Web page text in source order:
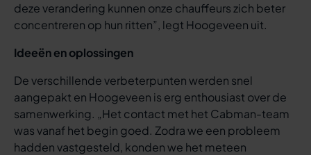
deze verandering kunnen onze chauffeurs zich beter
concentreren op hun ritten”, legt Hoogeveen uit.
Ideeën en oplossingen
De verschillende verbeterpunten werden snel
aangepakt en Hoogeveen is erg enthousiast over de
samenwerking. „Het contact met het Cabman-team
was vanaf het begin goed. Zodra we een probleem
hadden vastgesteld, konden we het meteen